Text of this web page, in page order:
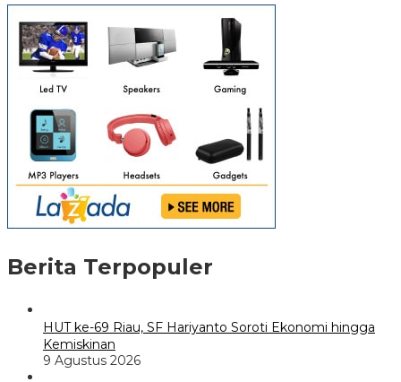
Berita Terpopuler
HUT ke-69 Riau, SF Hariyanto Soroti Ekonomi hingga
Kemiskinan
9 Agustus 2026